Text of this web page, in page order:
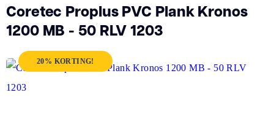
Coretec Proplus PVC Plank Kronos
1200 MB - 50 RLV 1203
20% KORTING!